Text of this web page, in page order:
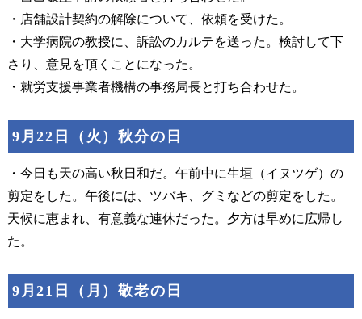
・店舗設計契約の解除について、依頼を受けた。
・大学病院の教授に、訴訟のカルテを送った。検討して下
さり、意見を頂くことになった。
・就労支援事業者機構の事務局長と打ち合わせた。
9月22日（火）秋分の日
・今日も天の高い秋日和だ。午前中に生垣（イヌツゲ）の
剪定をした。午後には、ツバキ、グミなどの剪定をした。
天候に恵まれ、有意義な連休だった。夕方は早めに広帰し
た。
9月21日（月）敬老の日